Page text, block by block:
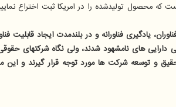
که محصول تولیدشده را در امریکا ثبت اختراع
یادگیری فناورانه و در بلندمدت ایجاد قابلیت
۱۸ شرکت اعتبارسنجی دارایی های نامشهود شدند، ولی نگاه
و توسعه شرکت ها مورد توجه قرار گیرند و این